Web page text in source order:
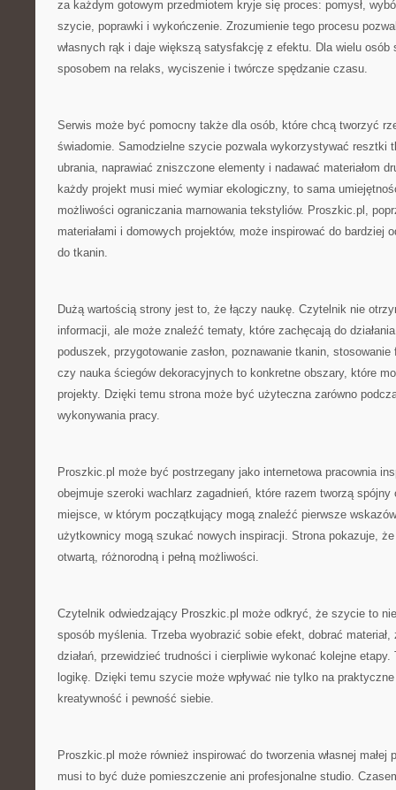
za każdym gotowym przedmiotem kryje się proces: pomysł,
szycie, poprawki i wykończenie. Zrozumienie tego procesu
własnych rąk i daje większą satysfakcję z efektu. Dla wielu
sposobem na relaks, wyciszenie i twórcze spędzanie czasu.
Serwis może być pomocny także dla osób, które chcą tworzyć
świadomie. Samodzielne szycie pozwala wykorzystywać resztki
ubrania, naprawiać zniszczone elementy i nadawać materiałom
każdy projekt musi mieć wymiar ekologiczny, to sama
możliwości ograniczania marnowania tekstyliów. Proszkic.pl,
materiałami i domowych projektów, może inspirować do bardziej
do tkanin.
Dużą wartością strony jest to, że łączy naukę. Czytelnik nie
informacji, ale może znaleźć tematy, które zachęcają do
poduszek, przygotowanie zasłon, poznawanie tkanin,
czy nauka ściegów dekoracyjnych to konkretne obszary, które
projekty. Dzięki temu strona może być użyteczna zarówno
wykonywania pracy.
Proszkic.pl może być postrzegany jako internetowa pracownia
obejmuje szeroki wachlarz zagadnień, które razem tworzą
miejsce, w którym początkujący mogą znaleźć pierwsze
użytkownicy mogą szukać nowych inspiracji. Strona pokazuje,
otwartą, różnorodną i pełną możliwości.
Czytelnik odwiedzający Proszkic.pl może odkryć, że szycie to
sposób myślenia. Trzeba wyobrazić sobie efekt, dobrać materiał,
działań, przewidzieć trudności i cierpliwie wykonać kolejne
logikę. Dzięki temu szycie może wpływać nie tylko na
kreatywność i pewność siebie.
Proszkic.pl może również inspirować do tworzenia własnej małej
musi to być duże pomieszczenie ani profesjonalne studio.